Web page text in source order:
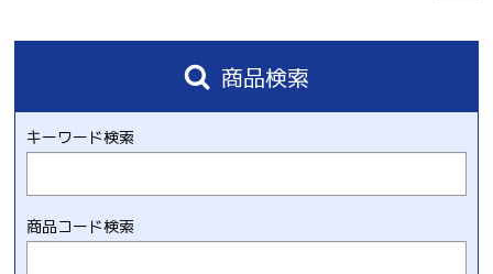
商品検索
キーワード検索
商品コード検索